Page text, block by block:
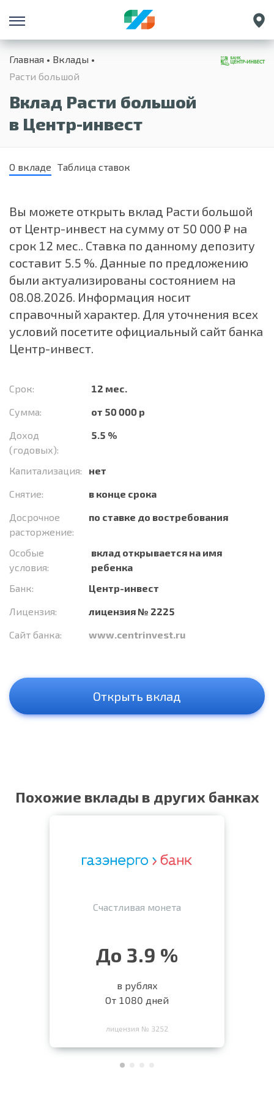
Санкт-Петербург
Екатеринбург
Нижний Новгород
Главная
Вклады
Расти большой
Вклад Расти большой
в Центр-инвест
О вкладе Таблица ставок
Вы можете открыть вклад Расти большой
от Центр-инвест на сумму от 50 000 ₽ на
срок 12 мес.. Ставка по данному депозиту
составит 5.5 %. Данные по предложению
были актуализированы состоянием на
08.08.2026. Информация носит
справочный характер. Для уточнения всех
условий посетите официальный сайт банка
Центр-инвест.
Срок:
12 мес.
Сумма:
от 50 000 р
Доход
(годовых):
5.5 %
Капитализация:
нет
Снятие:
в конце срока
Досрочное
расторжение:
по ставке до востребования
Особые
условия:
вклад открывается на имя
ребенка
Банк:
Центр-инвест
Лицензия:
лицензия № 2225
Сайт банка:
www.centrinvest.ru
Открыть вклад
Похожие вклады в других банках
Счастливая монета
До 3.9 %
в рублях
От 1080 дней
лицензия № 3252